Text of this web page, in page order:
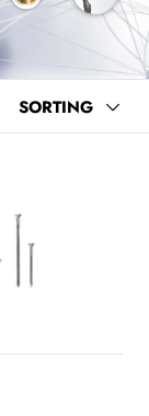
SORTING